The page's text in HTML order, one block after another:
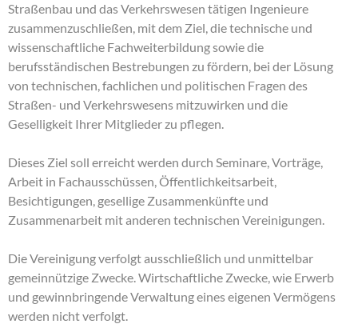
Straßenbau und das Verkehrswesen tätigen Ingenieure
zusammenzuschließen, mit dem Ziel, die technische und
wissenschaftliche Fachweiterbildung sowie die
berufsständischen Bestrebungen zu fördern, bei der Lösung
von technischen, fachlichen und politischen Fragen des
Straßen- und Verkehrswesens mitzuwirken und die
Geselligkeit Ihrer Mitglieder zu pflegen.
Dieses Ziel soll erreicht werden durch Seminare, Vorträge,
Arbeit in Fachausschüssen, Öffentlichkeitsarbeit,
Besichtigungen, gesellige Zusammenkünfte und
Zusammenarbeit mit anderen technischen Vereinigungen.
Die Vereinigung verfolgt ausschließlich und unmittelbar
gemeinnützige Zwecke. Wirtschaftliche Zwecke, wie Erwerb
und gewinnbringende Verwaltung eines eigenen Vermögens
werden nicht verfolgt.